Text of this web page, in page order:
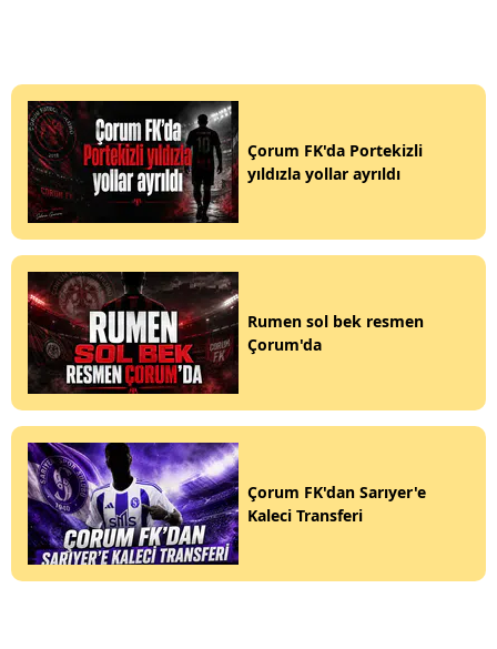
Çorum FK'da Portekizli
yıldızla yollar ayrıldı
Rumen sol bek resmen
Çorum'da
Çorum FK'dan Sarıyer'e
Kaleci Transferi